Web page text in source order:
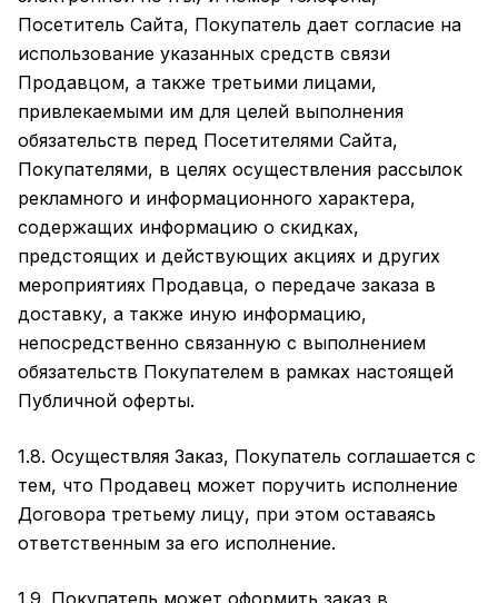
Посетитель Сайта, Покупатель дает согласие на
использование указанных средств связи
Продавцом, а также третьими лицами,
привлекаемыми им для целей выполнения
обязательств перед Посетителями Сайта,
Покупателями, в целях осуществления рассылок
рекламного и информационного характера,
содержащих информацию о скидках,
предстоящих и действующих акциях и других
мероприятиях Продавца, о передаче заказа в
доставку, а также иную информацию,
непосредственно связанную с выполнением
обязательств Покупателем в рамках настоящей
Публичной оферты.
1.8. Осуществляя Заказ, Покупатель соглашается с
тем, что Продавец может поручить исполнение
Договора третьему лицу, при этом оставаясь
ответственным за его исполнение.
1.9. Покупатель может оформить заказ в